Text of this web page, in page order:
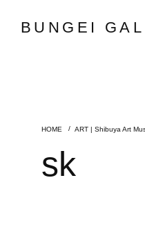
BUNGEI
ART | Shibuya Art
sk